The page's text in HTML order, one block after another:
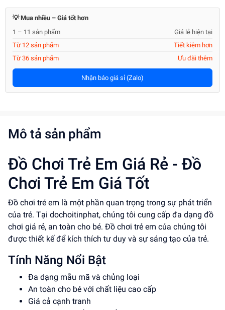
💡 Mua nhiều – Giá tốt hơn
1 – 11 sản phẩm
Giá lẻ hiện tại
Từ 12 sản phẩm
Tiết kiệm hơn
Từ 36 sản phẩm
Ưu đãi thêm
Nhận báo giá sỉ (Zalo)
Mô tả sản phẩm
Đồ Chơi Trẻ Em Giá Rẻ - Đồ
Chơi Trẻ Em Giá Tốt
Đồ chơi trẻ em là một phần quan trọng trong sự phát triển
của trẻ. Tại dochoitinphat, chúng tôi cung cấp đa dạng đồ
chơi giá rẻ, an toàn cho bé. Đồ chơi trẻ em của chúng tôi
được thiết kế để kích thích tư duy và sự sáng tạo của trẻ.
Tính Năng Nổi Bật
Đa dạng mẫu mã và chủng loại
An toàn cho bé với chất liệu cao cấp
Giá cả cạnh tranh